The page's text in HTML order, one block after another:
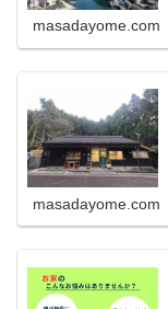
masadayome.com
masadayome.com